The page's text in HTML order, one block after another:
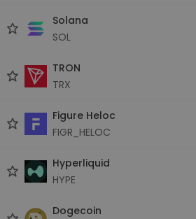
Solana
SOL
TRON
TRX
Figure Heloc
FIGR_HELOC
Hyperliquid
HYPE
Dogecoin